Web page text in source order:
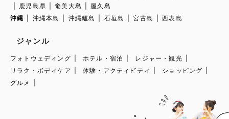
鹿児島県
奄美大島
屋久島
沖縄
沖縄本島 沖縄離島 石垣島 宮古島 西表島
ジャンル
フォトウェディング ホテル・宿泊
レジャー・観光
リラク・ボディケア
体験・アクティビティ
ショッピング
グルメ